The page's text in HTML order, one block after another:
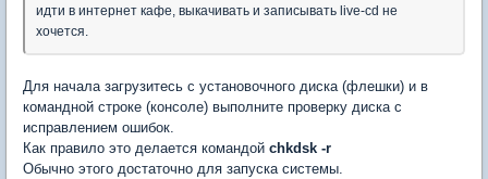
идти в интернет кафе, выкачивать и записывать live-cd не
хочется.
Для начала загрузитесь с установочного диска (флешки) и в
командной строке (консоле) выполните проверку диска с
исправлением ошибок.
Как правило это делается командой chkdsk -r
Обычно этого достаточно для запуска системы.